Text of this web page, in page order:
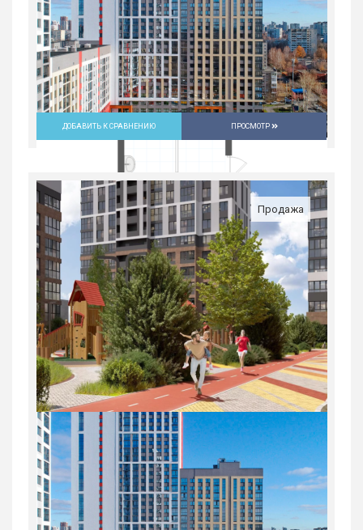
9 632 700 руб.
2 30/31 59.2 м 2
ДОБАВИТЬ К СРАВНЕНИЮ ПРОСМОТР
Продажа